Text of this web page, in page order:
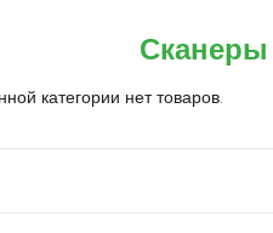
Сканеры
категории нет товаров.